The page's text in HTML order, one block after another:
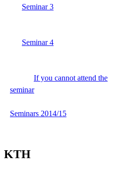
Seminar 3
Seminar 4
If you cannot attend the
seminar
Seminars 2014/15
KTH